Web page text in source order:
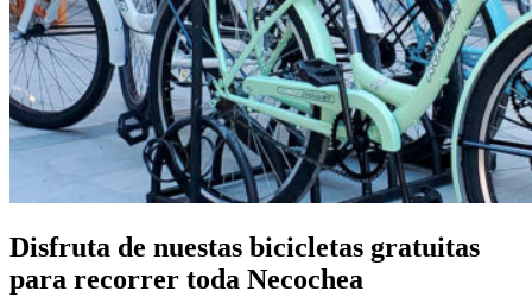
Disfruta de nuestas bicicletas gratuitas
para recorrer toda Necochea